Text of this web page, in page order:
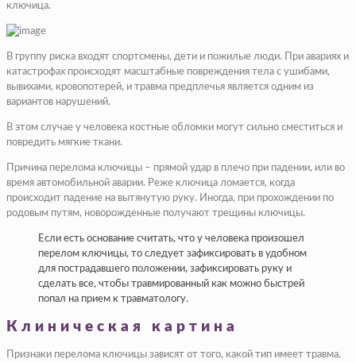
ключица.
В группу риска входят спортсмены, дети и пожилые люди. При авариях и
катастрофах происходят масштабные повреждения тела с ушибами,
вывихами, кровопотерей, и травма предплечья является одним из
вариантов нарушений.
В этом случае у человека костные обломки могут сильно сместиться и
повредить мягкие ткани.
Причина перелома ключицы – прямой удар в плечо при падении, или во
время автомобильной аварии. Реже ключица ломается, когда
происходит падение на вытянутую руку. Иногда, при прохождении по
родовым путям, новорожденные получают трещины ключицы.
Если есть основание считать, что у человека произошел
перелом ключицы, то следует зафиксировать в удобном
для пострадавшего положении, зафиксировать руку и
сделать все, чтобы травмированный как можно быстрей
попал на прием к травматологу.
Клиническая картина
Признаки перелома ключицы зависят от того, какой тип имеет травма.